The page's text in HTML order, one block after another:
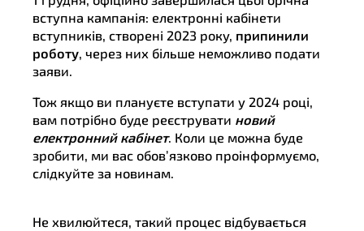
вступна кампанія: електронні кабінети
вступників, створені 2023 року, припинили
роботу , через них більше неможливо подати
заяви.
Тож якщо ви плануєте вступати у 2024 році,
вам потрібно буде реєструвати новий
електронний кабінет. Коли це можна буде
зробити, ми вас обов’язково проінформуємо,
слідкуйте за новинам.
Не хвилюйтеся, такий процес відбувається